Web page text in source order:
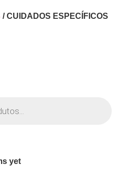
/ CUIDADOS ESPECÍFICOS
yet